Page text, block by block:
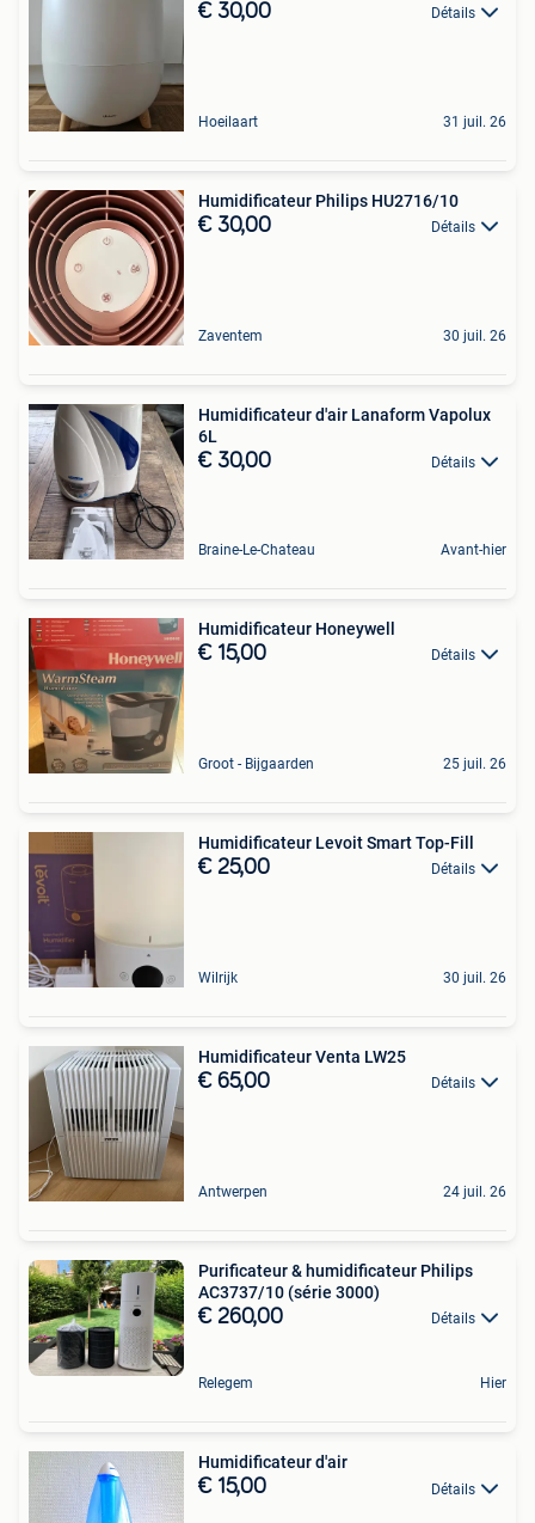
€ 30,00 Détails
Hoeilaart 31 juil. 26
Humidificateur Philips HU2716/10
€ 30,00 Détails
Zaventem 30 juil. 26
Humidificateur d'air Lanaform Vapolux
6L
€ 30,00 Détails
Braine-Le-Chateau Avant-hier
Humidificateur Honeywell
€ 15,00 Détails
Groot - Bijgaarden 25 juil. 26
Humidificateur Levoit Smart Top-Fill
€ 25,00 Détails
Wilrijk 30 juil. 26
Humidificateur Venta LW25
€ 65,00 Détails
Antwerpen 24 juil. 26
Purificateur & humidificateur Philips
AC3737/10 (série 3000)
€ 260,00 Détails
Relegem Hier
Humidificateur d'air
€ 15,00 Détails